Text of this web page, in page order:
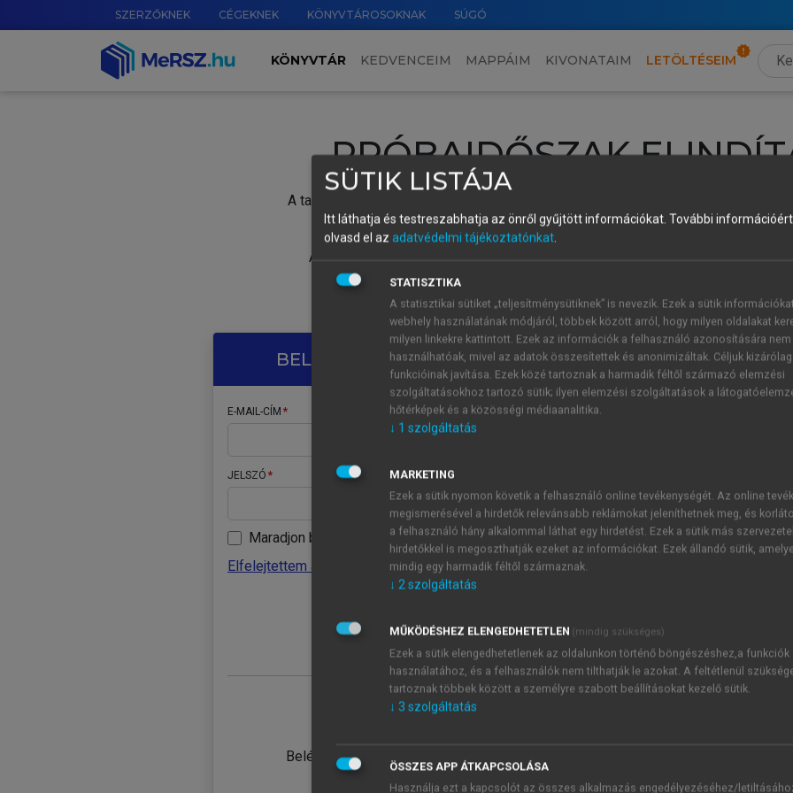
SZERZŐKNEK CÉGEKNEK KÖNYVTÁROSOKNAK SÚGÓ
KÖNYVTÁR KEDVENCEIM MAPPÁIM KIVONATAIM LETÖLTÉSEIM
PRÓBAIDŐSZAK
A tartalom megtekintéséhez lépj be a saját fiókoddal, iskolai azonosítóddal vagy
Új felhasználóként1 óra díjmentes hozzáférésrevagy
A próbaidőszak elindításához,
vagy hozz
A regisztráció után a
BELÉPÉS SAJÁT FIÓKKAL
E-MAIL-CÍM
JELSZÓ
Maradjon belépve
Elfelejtettem a jelszavamat
Belépés intézményi azonosítóval
ÚJ FIÓK
1 óra
JELSZÓ
Kérek értesítést a MeRSZ
Kérek értesítést az
SÜTIK LISTÁJA
Itt láthatja és testreszabhatja az önről gyűjtött információkat. További
olvasd el az adatvédelmi tájékoztatónkat.
STATISZTIKA
A statisztikai sütiket „teljesítménysütiknek” is nevezik. Ezek a sütik
webhely használatának módjáról, többek között arról, hogy milyen oldalakat
milyen linkekre kattintott. Ezek az információk a felhasználó azonosítására nem
használhatóak, mivel az adatok összesítettek és anonimizáltak. Céljuk
funkcióinak javítása. Ezek közé tartoznak a harmadik féltől származó elemzési
szolgáltatásokhoz tartozó sütik; ilyen elemzési szolgáltatások a
hőtérképek és a közösségi médiaanalitika.
↓ 1 szolgáltatás
MARKETING
Ezek a sütik nyomon követik a felhasználó online tevékenységét. Az online
megismerésével a hirdetők relevánsabb reklámokat jeleníthetnek meg, és
a felhasználó hány alkalommal láthat egy hirdetést. Ezek a sütik más
hirdetőkkel is megoszthatják ezeket az információkat. Ezek állandó sütik,
mindig egy harmadik féltől származnak.
↓ 2szolgáltatás
MŰKÖDÉSHEZ ELENGEDHETETLEN (mindig szükséges)
Ezek a sütik elengedhetetlenek az oldalunkon történő böngészéshez,a funkciók
használatához, és a felhasználók nem tilthatják le azokat. A feltétlenül
tartoznak többek között a személyre szabott beállításokat kezelő sütik.
↓ 3 szolgáltatás
ÖSSZES APP ÁTKAPCSOLÁSA
Használja ezt a kapcsolót az összes alkalmazás engedélyezéséhez/